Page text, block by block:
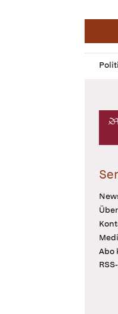
Profil
öffnen
Daz
Pur
Abo